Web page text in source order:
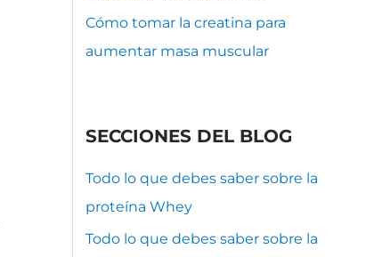
Cómo tomar la creatina para
aumentar masa muscular
SECCIONES DEL BLOG
Todo lo que debes saber sobre la
proteína Whey
Todo lo que debes saber sobre la